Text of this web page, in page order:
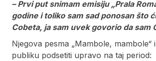
– Prvi put snimam emisiju „Prala
godine i toliko sam sad ponosan što
Cobeta, ja sam uvek govorio da sam
Njegova pesma „Mambole,
publiku podsetiti upravo na taj period: